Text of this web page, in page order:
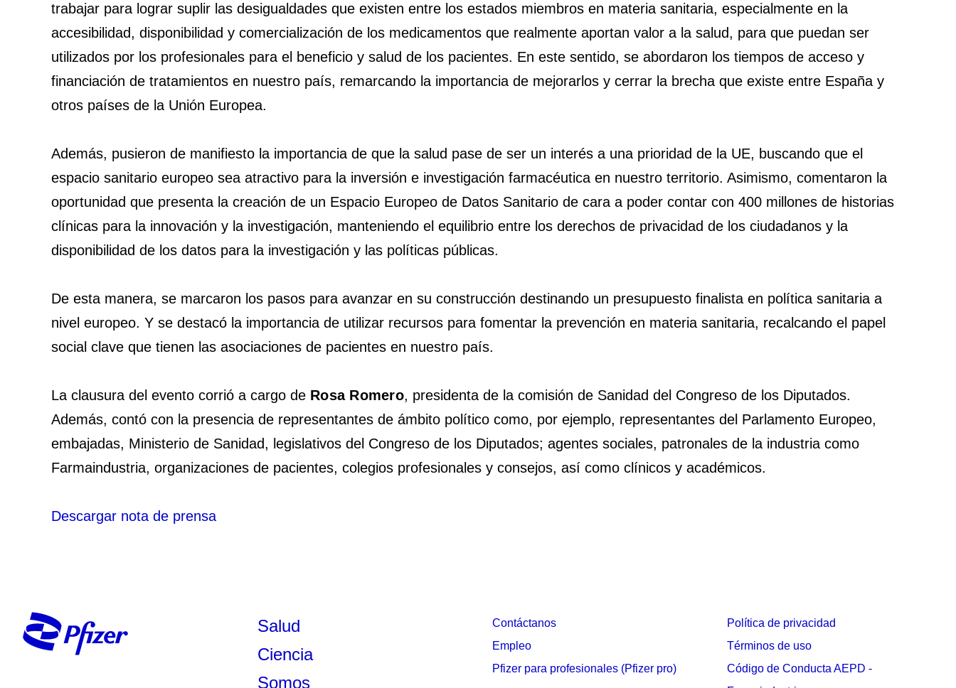
trabajar para lograr suplir las desigualdades que existen entre los estados miembros en materia sanitaria, especialmente en la
accesibilidad, disponibilidad y comercialización de los medicamentos que realmente aportan valor a la salud, para que puedan ser
utilizados por los profesionales para el beneficio y salud de los pacientes. En este sentido, se abordaron los tiempos de acceso y
financiación de tratamientos en nuestro país, remarcando la importancia de mejorarlos y cerrar la brecha que existe entre España y
otros países de la Unión Europea.
Además, pusieron de manifiesto la importancia de que la salud pase de ser un interés a una prioridad de la UE, buscando que el
espacio sanitario europeo sea atractivo para la inversión e investigación farmacéutica en nuestro territorio. Asimismo, comentaron la
oportunidad que presenta la creación de un Espacio Europeo de Datos Sanitario de cara a poder contar con 400 millones de historias
clínicas para la innovación y la investigación, manteniendo el equilibrio entre los derechos de privacidad de los ciudadanos y la
disponibilidad de los datos para la investigación y las políticas públicas.
De esta manera, se marcaron los pasos para avanzar en su construcción destinando un presupuesto finalista en política sanitaria a
nivel europeo. Y se destacó la importancia de utilizar recursos para fomentar la prevención en materia sanitaria, recalcando el papel
social clave que tienen las asociaciones de pacientes en nuestro país.
La clausura del evento corrió a cargo de Rosa Romero, presidenta de la comisión de Sanidad del Congreso de los Diputados.
Además, contó con la presencia de representantes de ámbito político como, por ejemplo, representantes del Parlamento Europeo,
embajadas, Ministerio de Sanidad, legislativos del Congreso de los Diputados; agentes sociales, patronales de la industria como
Farmaindustria, organizaciones de pacientes, colegios profesionales y consejos, así como clínicos y académicos.
Descargar nota de prensa
Salud
Ciencia
Somos
Contáctanos
Empleo
Pfizer para profesionales (Pfizer pro)
Política de privacidad
Términos de uso
Código de Conducta AEPD -